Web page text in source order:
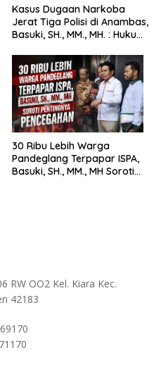
Kasus Dugaan Narkoba
Jerat Tiga Polisi di Anambas,
Basuki, SH., MM., MH. : Hukum
30 Ribu Lebih Warga
Pandeglang Terpapar ISPA,
Basuki, SH., MM., MH Soroti
RW OO2 Kel. Kiara Kec.
42183